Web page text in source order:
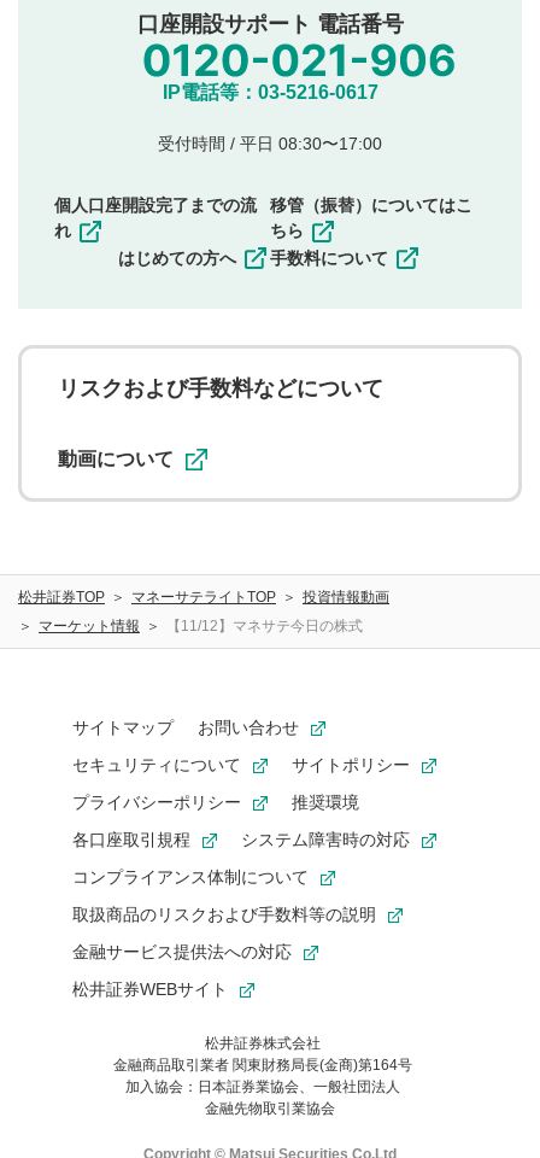
公序良俗に反する内容の投稿
氏名、住所、電話番号など個人を特定できる情報の
他のサイトへの誘導や営利目的、広告・宣伝を目
他者の権利（商標、著作権、その他の知的財産
同一内容の多重投稿
その他当社が不適切と判断した投稿
一度投稿した評価およびコメントの変更・削除はできま
ことを承諾したものとします。また、利用者は、コメント
に関する著作者人格権を行使しないことに同意します。利
用者が投稿したコメントは、当社サービスの広告・宣伝、
ることがあります。
口座開設サポート 電話番号
IP電話等：03-5216-0617
受付時間 / 平日 08:30〜17:00
個人口座開設完了までの流
れ
はじめての方へ
移管（振替）についてはこ
ちら
手数料について
リスクおよび手数料などについて
動画について
松井証券TOP マネーサテライトTOP
投資情報動画
マーケット情報
【11/12】マネサテ今日の株式
サイトマップ
お問い合わせ
セキュリティについて
サイトポリシー
プライバシーポリシー
推奨環境
各口座取引規程
システム障害時の対応
コンプライアンス体制について
取扱商品のリスクおよび手数料等の説明
金融サービス提供法への対応
松井証券WEBサイト
松井証券株式会社
金融商品取引業者 関東財務局長(金商)第164号
加入協会：日本証券業協会、一般社団法人
金融先物取引業協会
Copyright © Matsui Securities Co,Ltd
お気に入り機能は松井証券の会員限定の機能です。
お気に入り登録いただくと、後からいつでもお気に入りのコンテ
ンツを一覧でご確認いただけます。
ご利用いただくには口座開設が必要です。